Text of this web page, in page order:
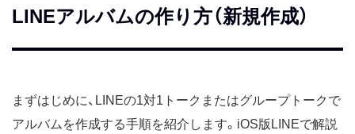
LINEアルバムの作り方（新規作成）
まずはじめに、LINEの1対1トークまたはグループトークで
アルバムを作成する手順を紹介します。iOS版LINEで解説